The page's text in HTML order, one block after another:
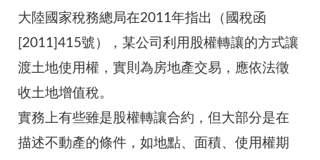
大陸國家稅務總局在2011年指出（國稅函
[2011]415號），某公司利用股權轉讓的方式讓
渡土地使用權，實則為房地產交易，應依法徵
收土地增值稅。
實務上有些雖是股權轉讓合約，但大部分是在
描述不動產的條件，如地點、面積、使用權期